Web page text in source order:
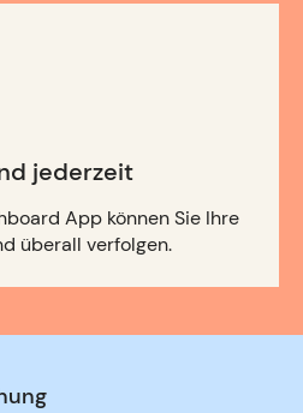
jederzeit
App können Sie Ihre
überall verfolgen.